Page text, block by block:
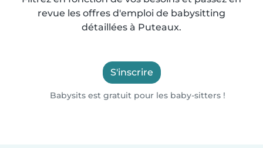
revue les offres d'emploi de babysitting
détaillées à Puteaux.
S'inscrire
Babysits est gratuit pour les baby-sitters !